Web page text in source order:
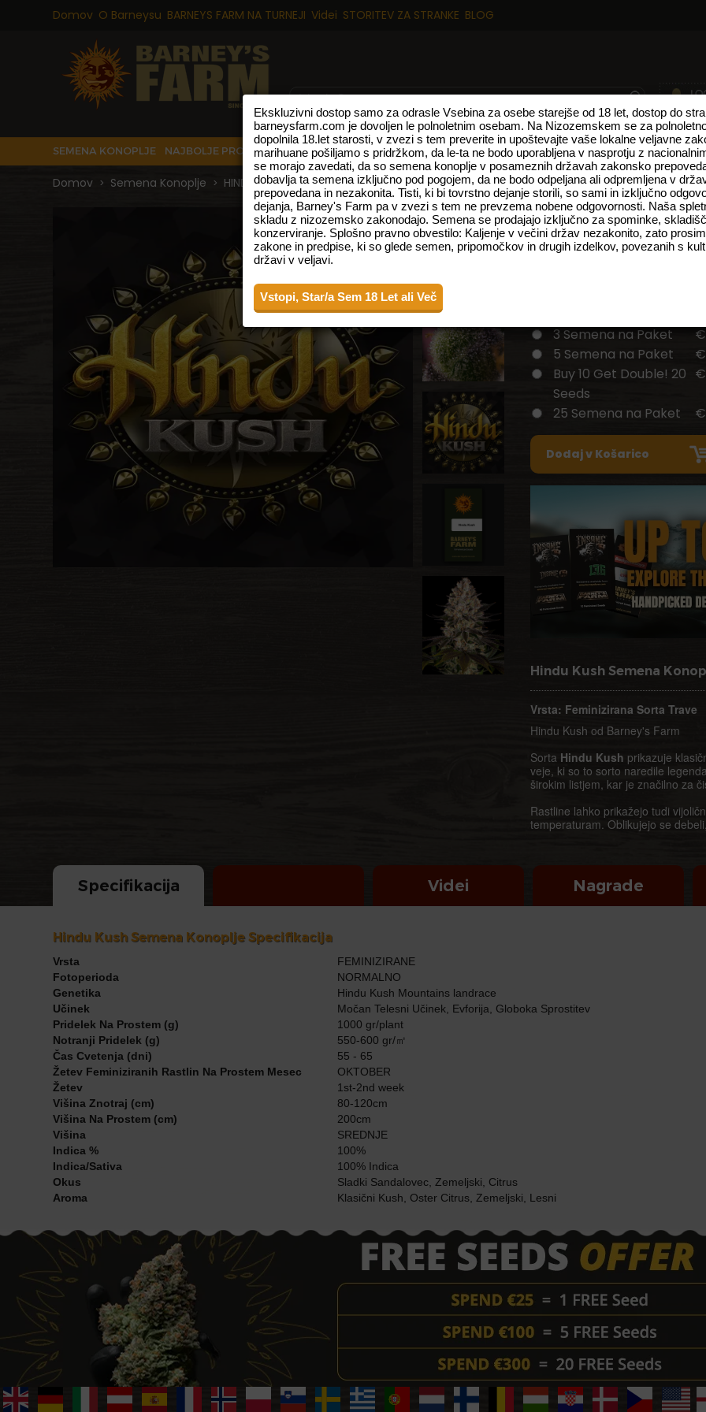
Domov O Barneysu BARNEYS FARM NA TURNEJI Videi STORITEV ZA STRANKE BLOG
SEMENA KONOPLJE NAJBOLJE PRODAJANO NOVE IZDAJE VISOKE CBD KONOPLJINE SORTE FEMINIZIRANA SEMENA
Domov > Semena Konoplje > HINDU KUSH Semena Konoplje
HINDU KUSH
3 Semena na Paket
5 Semena na Paket
Buy 10 Get Double! 20
Seeds
25 Semena na Paket
Hindu Kush Semena
Vrsta: Feminizirana Sorta Trave
Hindu Kush od Barney's Farm
Sorta Hindu Kush prikazuje
veje, ki so to sorto naredile
širokim listjem, kar je značilno za
Rastline lahko prikažejo tudi
temperaturam. Oblikujejo se
Terpenski profil prinaša pristno
značilno ostrino. Sveže citrusne
lesni podtoni dopolnijo to
spodbujajo globoko sprostitev, kar
Za pravilno shranjevanje semen
temnem mestu v nepredušni
datiranjem, pri čemer se
Katera Je Najboljša Metoda za
Obstaja veliko tehnik za kalitev
območju. Metoda papirnate
položijo na vlažno papirnato
vlažna. Nato papirnato brisačo
ostane vlažna. Ko semena Hindu
rastno sredstvo.
Kakšna Je Najboljša
Hindu Kush konopljina semena
Specifikacija Videi Nagrade
Hindu Kush Semena Konoplje Specifikacija
Vrsta
FEMINIZIRANE
Fotoperioda
NORMALNO
Genetika
Hindu Kush Mountains landrace
Učinek
Močan Telesni Učinek, Evforija, Globoka Sprostitev
Pridelek Na Prostem (g)
1000 gr/plant
Notranji Pridelek (g)
550-600 gr/㎡
Čas Cvetenja (dni)
55 - 65
Žetev Feminiziranih Rastlin Na Prostem Mesec
OKTOBER
Žetev
1st-2nd week
Višina Znotraj (cm)
80-120cm
Višina Na Prostem (cm)
200cm
Višina
SREDNJE
Indica %
100%
Indica/Sativa
100% Indica
Okus
Sladki Sandalovec, Zemeljski, Citrus
Aroma
Klasični Kush, Oster Citrus, Zemeljski, Lesni
Ekskluzivni dostop samo za odrasle Vsebina za osebe starejše od 18 let, dostop do
barneysfarm.com je dovoljen le polnoletnim osebam. Na Nizozemskem se za
dopolnila 18.let starosti, v zvezi s tem preverite in upoštevajte vaše lokalne veljavne
marihuane pošiljamo s pridržkom, da le-ta ne bodo uporabljena v nasprotju z
se morajo zavedati, da so semena konoplje v posameznih državah zakonsko
dobavlja ta semena izključno pod pogojem, da ne bodo odpeljana ali odpremljena v
prepovedana in nezakonita. Tisti, ki bi tovrstno dejanje storili, so sami in izključno
dejanja, Barney's Farm pa v zvezi s tem ne prevzema nobene odgovornosti. Naša
skladu z nizozemsko zakonodajo. Semena se prodajajo izključno za spominke,
konzerviranje. Splošno pravno obvestilo: Kaljenje v večini držav nezakonito, zato
zakone in predpise, ki so glede semen, pripomočkov in drugih izdelkov, povezanih s
državi v veljavi.
Vstopi, Star/a Sem 18 Let ali Več